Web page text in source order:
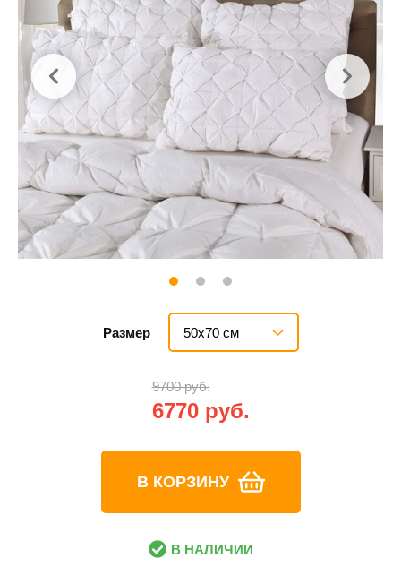
Размер 50х70 см
9700 руб.
6770 руб.
В КОРЗИНУ
В НАЛИЧИИ